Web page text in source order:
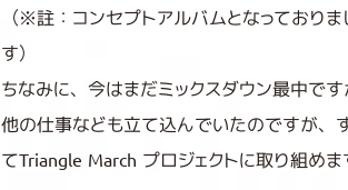
（※註：コンセプトアルバムとなっており
す）
ちなみに、今はまだミックスダウン最中で
他の仕事なども立て込んでいたのですが、
てTriangle March プロジェクトに取り組め